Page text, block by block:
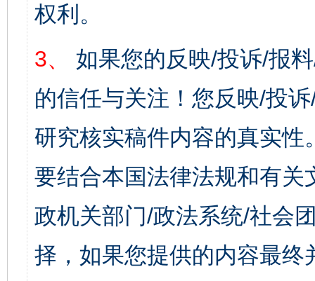
权利。
3、
如果您的反映/投诉/报
的信任与关注！您反映/投
研究核实稿件内容的真实
要结合本国法律法规和有关
政机关部门/政法系统/社会
择，如果您提供的内容最